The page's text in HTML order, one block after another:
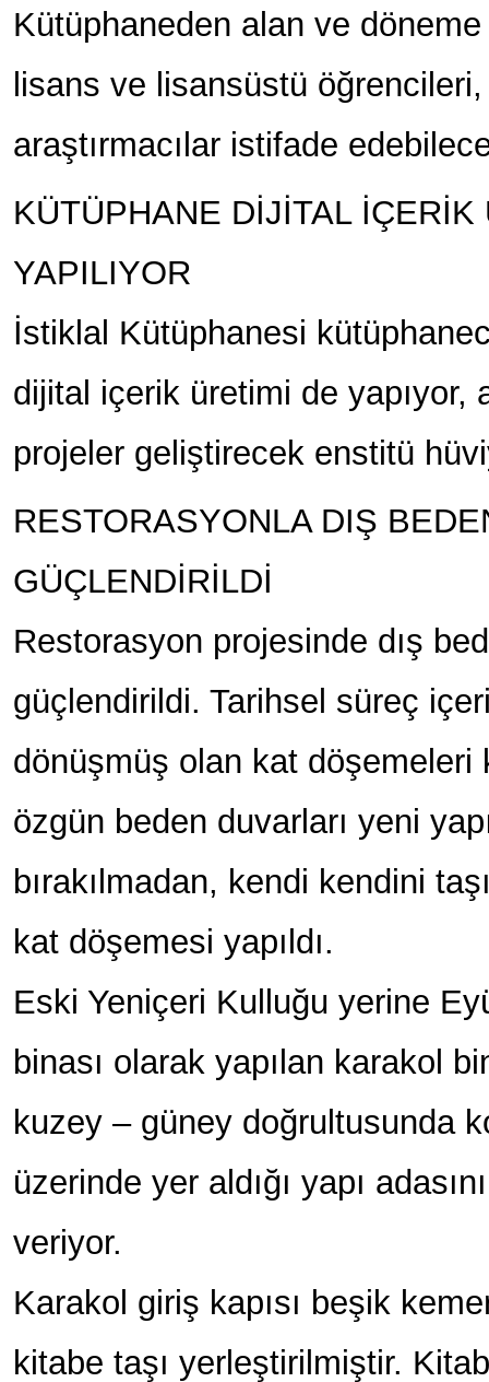
Kütüphaneden alan ve
lisans ve lisansüstü
araştırmacılar istifade
KÜTÜPHANE DİJİTAL İÇERİK
YAPILIYOR
İstiklal Kütüphanesi
dijital içerik üretimi de yapıyor,
projeler geliştirecek enstitü
RESTORASYONLA DIŞ
GÜÇLENDİRİLDİ
Restorasyon projesinde dış
güçlendirildi. Tarihsel süreç
dönüşmüş olan kat döşemeleri
özgün beden duvarları yeni
bırakılmadan, kendi kendini
kat döşemesi yapıldı.
Eski Yeniçeri Kulluğu yerine
binası olarak yapılan karakol
kuzey – güney doğrultusunda
üzerinde yer aldığı yapı
veriyor.
Karakol giriş kapısı beşik
kitabe taşı yerleştirilmiştir.